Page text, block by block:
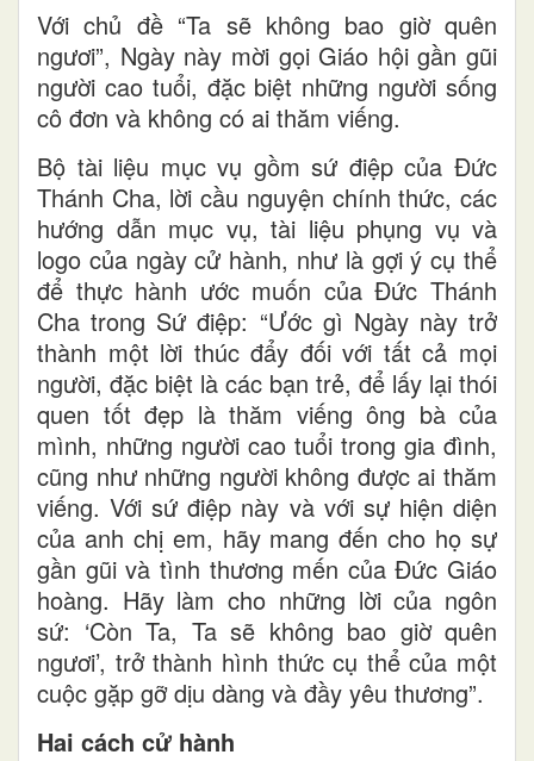
Với chủ đề “Ta sẽ không bao giờ quên
ngươi”, Ngày này mời gọi Giáo hội gần gũi
người cao tuổi, đặc biệt những người sống
cô đơn và không có ai thăm viếng.
Bộ tài liệu mục vụ gồm sứ điệp của Đức
Thánh Cha, lời cầu nguyện chính thức, các
hướng dẫn mục vụ, tài liệu phụng vụ và
logo của ngày cử hành, như là gợi ý cụ thể
để thực hành ước muốn của Đức Thánh
Cha trong Sứ điệp: “Ước gì Ngày này trở
thành một lời thúc đẩy đối với tất cả mọi
người, đặc biệt là các bạn trẻ, để lấy lại thói
quen tốt đẹp là thăm viếng ông bà của
mình, những người cao tuổi trong gia đình,
cũng như những người không được ai thăm
viếng. Với sứ điệp này và với sự hiện diện
của anh chị em, hãy mang đến cho họ sự
gần gũi và tình thương mến của Đức Giáo
hoàng. Hãy làm cho những lời của ngôn
sứ: ‘Còn Ta, Ta sẽ không bao giờ quên
ngươi’, trở thành hình thức cụ thể của một
cuộc gặp gỡ dịu dàng và đầy yêu thương”.
Hai cách cử hành